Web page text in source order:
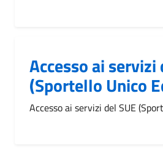
Accesso ai servizi
(Sportello Unico
Accesso ai servizi del SUE